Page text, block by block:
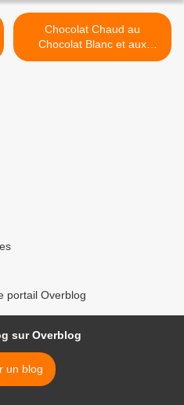
Chocolat Chaud au
Chocolat Blanc et aux
Marshmallows >
portail Overblog
sur Overblog
un blog